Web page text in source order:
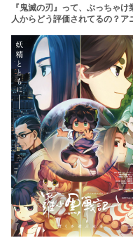
『鬼滅の刃』って、ぶっちゃけ
人からどう評価されてるの？ア
た